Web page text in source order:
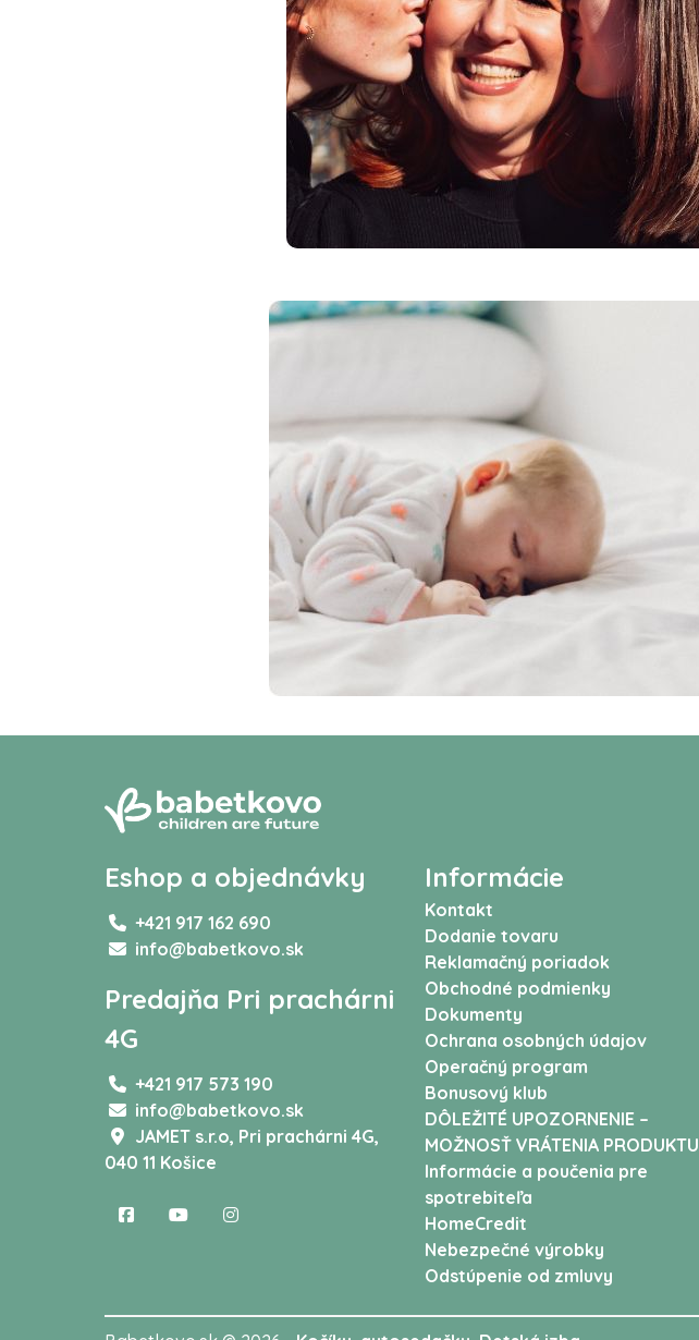
Eshop a objednávky
+421 917 162 690
info@babetkovo.sk
Predajňa Pri prachárni
4G
+421 917 573 190
info@babetkovo.sk
JAMET s.r.o, Pri prachárni 4G,
040 11 Košice
Informácie
Kontakt
Dodanie tovaru
Reklamačný poriadok
Obchodné podmienky
Dokumenty
Ochrana osobných údajov
Operačný program
Bonusový klub
DÔLEŽITÉ UPOZORNENIE –
MOŽNOSŤ VRÁTENIA PRODUKTU
Informácie a poučenia pre
spotrebiteľa
HomeCredit
Nebezpečné výrobky
Odstúpenie od zmluvy